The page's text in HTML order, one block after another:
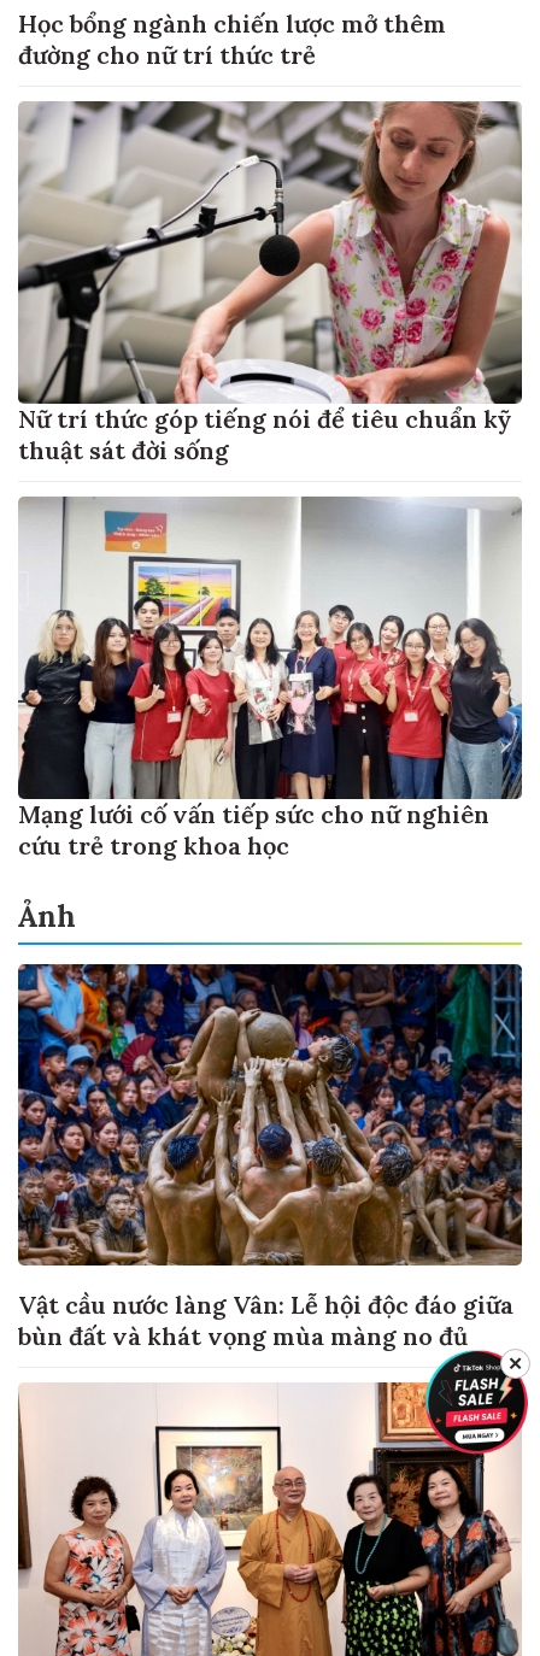
Học bổng ngành chiến lược mở thêm
đường cho nữ trí thức trẻ
Nữ trí thức góp tiếng nói để tiêu chuẩn kỹ
thuật sát đời sống
Mạng lưới cố vấn tiếp sức cho nữ nghiên
cứu trẻ trong khoa học
Ảnh
Vật cầu nước làng Vân: Lễ hội độc đáo giữa
bùn đất và khát vọng mùa màng no đủ
✕